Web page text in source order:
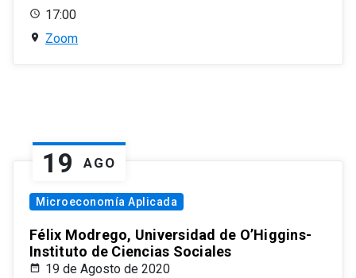
17:00
Zoom
19 AGO
Microeconomía Aplicada
Félix Modrego, Universidad de O’Higgins-
Instituto de Ciencias Sociales
19 de Agosto de 2020